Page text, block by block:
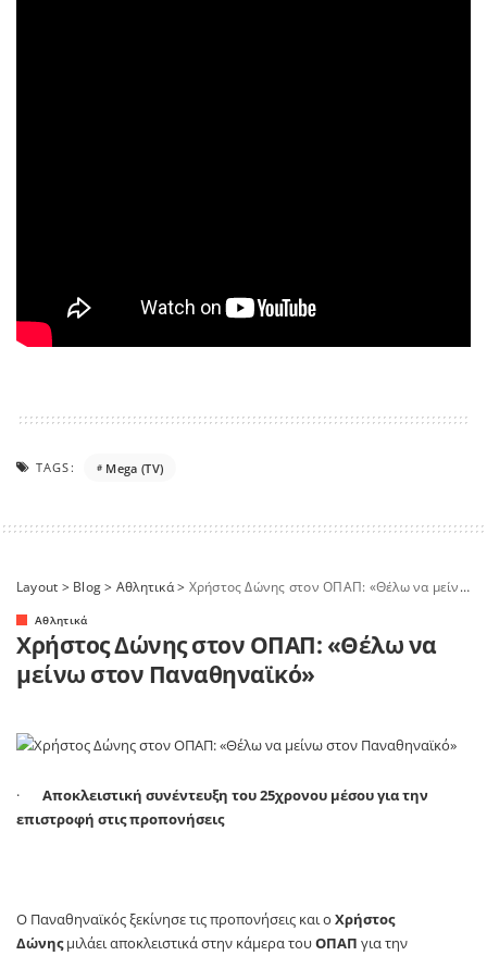
TAGS: Mega (TV)
Layout > Blog> Αθλητικά> Χρήστος Δώνης στον ΟΠΑΠ: «Θέλω να μείνω στον Παναθηναϊκό»
Αθλητικά
Χρήστος Δώνης στον ΟΠΑΠ: «Θέλω να
μείνω στον Παναθηναϊκό»
· Αποκλειστική συνέντευξη του 25χρονου μέσου για την
επιστροφή στις προπονήσεις
Ο Παναθηναϊκός ξεκίνησε τις προπονήσεις και ο Χρήστος
Δώνηςμιλάει αποκλειστικά στην κάμερα τουΟΠΑΠ για την